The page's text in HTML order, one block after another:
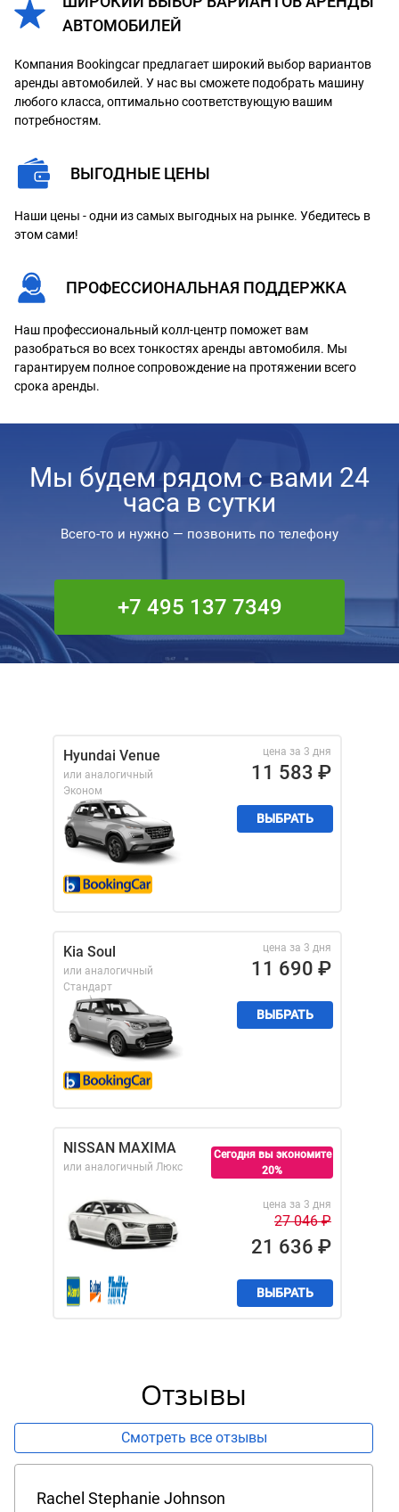
АВТОМОБИЛЕЙ
Компания Bookingcar предлагает широкий выбор вариантов
аренды автомобилей. У нас вы сможете подобрать машину
любого класса, оптимально соответствующую вашим
потребностям.
ВЫГОДНЫЕ ЦЕНЫ
Наши цены - одни из самых выгодных на рынке. Убедитесь в
этом сами!
ПРОФЕССИОНАЛЬНАЯ ПОДДЕРЖКА
Наш профессиональный колл-центр поможет вам
разобраться во всех тонкостях аренды автомобиля. Мы
гарантируем полное сопровождение на протяжении всего
срока аренды.
Мы будем рядом с вами 24
часа в сутки
Всего-то и нужно — позвонить по телефону
+7 495 137 7349
Hyundai Venue
или аналогичный
Эконом
цена за 3 дня
11 583 ₽
ВЫБРАТЬ
Kia Soul
или аналогичный
Стандарт
цена за 3 дня
11 690 ₽
ВЫБРАТЬ
NISSAN MAXIMA
или аналогичный Люкс
Сегодня вы экономите
20%
цена за 3 дня
27 046₽
21 636 ₽
ВЫБРАТЬ
Отзывы
Смотреть все отзывы
Rachel Stephanie Johnson